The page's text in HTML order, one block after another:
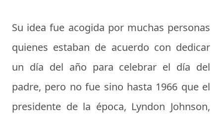
Su idea fue acogida por muchas personas
quienes estaban de acuerdo con dedicar
un día del año para celebrar el día del
padre, pero no fue sino hasta 1966 que el
presidente de la época, Lyndon Johnson,